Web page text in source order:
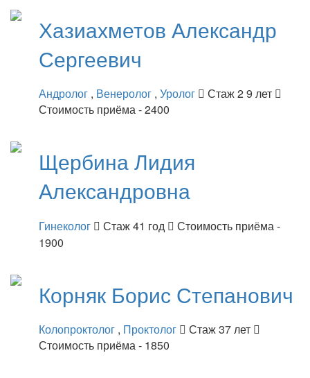
Хазиахметов Александр
Сергеевич
Андролог , Венеролог , Уролог
Стаж 2 9 лет
Стоимость приёма - 2400
ЩербинаЛидия
Александровна
Гинеколог Стаж 41 год
Стоимость приёма -
1900
Корняк Борис Степанович
Колопроктолог , Проктолог
Стаж 37 лет
Стоимость приёма - 1850